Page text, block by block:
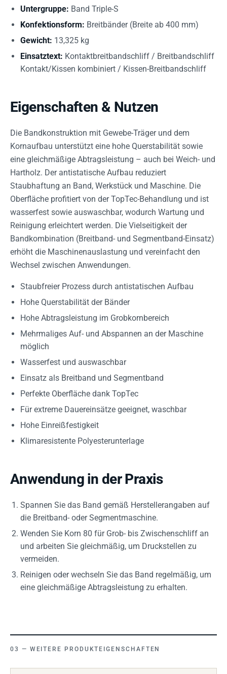
Untergruppe: Band Triple-S
Konfektionsform: Breitbänder (Breite ab 400 mm)
Gewicht: 13,325 kg
Einsatztext: Kontaktbreitbandschliff / Breitbandschliff
Kontakt/Kissen kombiniert / Kissen-Breitbandschliff
Eigenschaften & Nutzen
Die Bandkonstruktion mit Gewebe-Träger und dem
Kornaufbau unterstützt eine hohe Querstabilität sowie
eine gleichmäßige Abtragsleistung – auch bei Weich- und
Hartholz. Der antistatische Aufbau reduziert
Staubhaftung an Band, Werkstück und Maschine. Die
Oberfläche profitiert von der TopTec-Behandlung und ist
wasserfest sowie auswaschbar, wodurch Wartung und
Reinigung erleichtert werden. Die Vielseitigkeit der
Bandkombination (Breitband- und Segmentband-Einsatz)
erhöht die Maschinenauslastung und vereinfacht den
Wechsel zwischen Anwendungen.
Staubfreier Prozess durch antistatischen Aufbau
Hohe Querstabilität der Bänder
Hohe Abtragsleistung im Grobkornbereich
Mehrmaliges Auf- und Abspannen an der Maschine
möglich
Wasserfest und auswaschbar
Einsatz als Breitband und Segmentband
Perfekte Oberfläche dank TopTec
Für extreme Dauereinsätze geeignet, waschbar
Hohe Einreißfestigkeit
Klimaresistente Polyesterunterlage
Anwendung in der Praxis
Spannen Sie das Band gemäß Herstellerangaben auf
die Breitband- oder Segmentmaschine.
Wenden Sie Korn 80 für Grob- bis Zwischenschliff an
und arbeiten Sie gleichmäßig, um Druckstellen zu
vermeiden.
Reinigen oder wechseln Sie das Band regelmäßig, um
eine gleichmäßige Abtragsleistung zu erhalten.
WEITERE PRODUKTEIGENSCHAFTEN